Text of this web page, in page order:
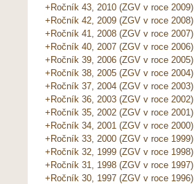
+Ročník 43, 2010 (ZGV v roce 2009)
+Ročník 42, 2009 (ZGV v roce 2008)
+Ročník 41, 2008 (ZGV v roce 2007)
+Ročník 40, 2007 (ZGV v roce 2006)
+Ročník 39, 2006 (ZGV v roce 2005)
+Ročník 38, 2005 (ZGV v roce 2004)
+Ročník 37, 2004 (ZGV v roce 2003)
+Ročník 36, 2003 (ZGV v roce 2002)
+Ročník 35, 2002 (ZGV v roce 2001)
+Ročník 34, 2001 (ZGV v roce 2000)
+Ročník 33, 2000 (ZGV v roce 1999)
+Ročník 32, 1999 (ZGV v roce 1998)
+Ročník 31, 1998 (ZGV v roce 1997)
+Ročník 30, 1997 (ZGV v roce 1996)